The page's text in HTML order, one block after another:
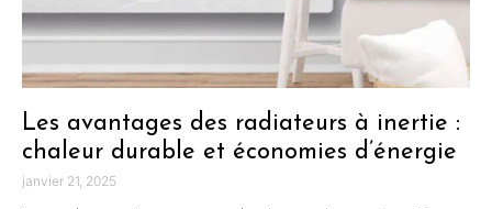
Les avantages des radiateurs à inertie :
chaleur durable et économies d’énergie
janvier 21, 2025